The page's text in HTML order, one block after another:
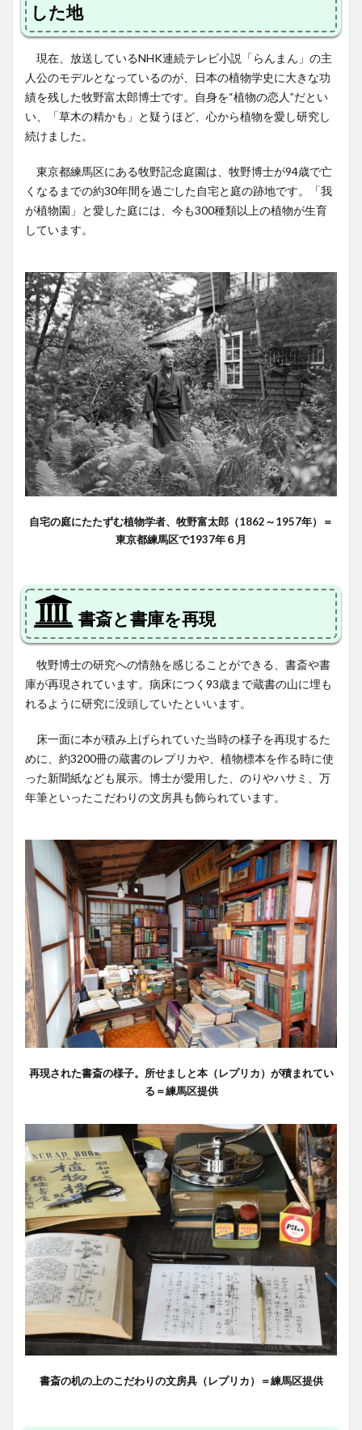
した地
現在、放送しているNHK連続テレビ小説「らんまん」の主
人公のモデルとなっているのが、日本の植物学史に大きな功
績を残した牧野富太郎博士です。自身を“植物の恋人”だとい
い、「草木の精かも」と疑うほど、心から植物を愛し研究し
続けました。
東京都練馬区にある牧野記念庭園は、牧野博士が94歳で亡
くなるまでの約30年間を過ごした自宅と庭の跡地です。「我
が植物園」と愛した庭には、今も300種類以上の植物が生育
しています。
自宅の庭にたたずむ植物学者、牧野富太郎（1862～1957年）＝
東京都練馬区で1937年６月
書斎と書庫を再現
牧野博士の研究への情熱を感じることができる、書斎や書
庫が再現されています。病床につく93歳まで蔵書の山に埋も
れるように研究に没頭していたといいます。
床一面に本が積み上げられていた当時の様子を再現するた
めに、約3200冊の蔵書のレプリカや、植物標本を作る時に使
った新聞紙なども展示。博士が愛用した、のりやハサミ、万
年筆といったこだわりの文房具も飾られています。
再現された書斎の様子。所せましと本（レプリカ）が積まれてい
る＝練馬区提供
書斎の机の上のこだわりの文房具（レプリカ）＝練馬区提供